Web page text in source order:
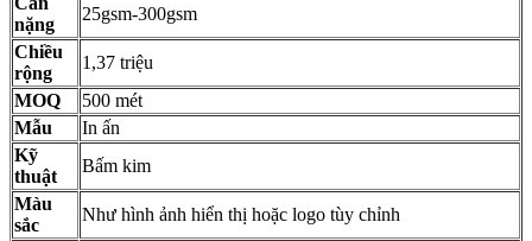
nặng
25gsm-300gsm
Chiều
rộng
1,37 triệu
MOQ
500 mét
Mẫu
In ấn
Kỹ
thuật
Bấm kim
Màu
sắc
Như hình ảnh hiển thị hoặc logo tùy chỉnh